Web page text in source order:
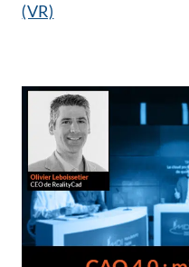
(VR)